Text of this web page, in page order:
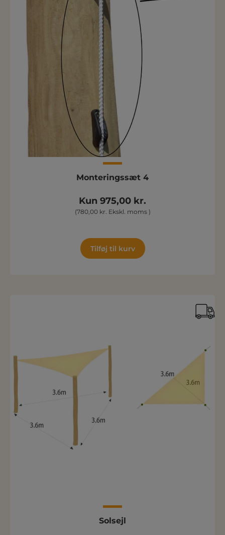
Monteringssæt 4
Kun 975,00 kr.
(780,00 kr. Ekskl. moms )
Tilføj til kurv
Solsejl